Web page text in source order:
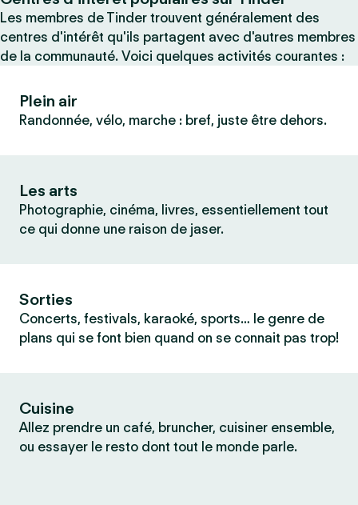
Les membres de Tinder trouvent généralement des
centres d'intérêt qu'ils partagent avec d'autres membres
de la communauté. Voici quelques activités courantes :
Plein air
Randonnée, vélo, marche : bref, juste être dehors.
Les arts
Photographie, cinéma, livres, essentiellement tout
ce qui donne une raison de jaser.
Sorties
Concerts, festivals, karaoké, sports… le genre de
plans qui se font bien quand on se connait pas trop!
Cuisine
Allez prendre un café, bruncher, cuisiner ensemble,
ou essayer le resto dont tout le monde parle.